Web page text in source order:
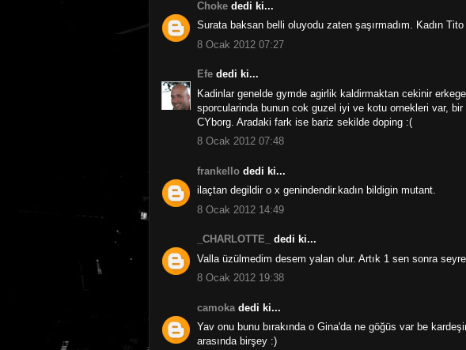
Choke dedi ki...
Surata baksan belli oluyodu zaten şaşırmadım. Kadın
8 Ocak 2012 07:27
Efe dedi ki...
Kadinlar genelde gymde agirlik kaldirmaktan cekinir
sporcularinda bunun cok guzel iyi ve kotu ornekleri var,
CYborg. Aradaki fark ise bariz sekilde doping :(
8 Ocak 2012 07:48
frankello dedi ki...
ilaçtan degildir o x genindendir.kadın bildigin mutant.
8 Ocak 2012 14:49
_CHARLOTTE_
dedi ki...
Valla üzülmedim desem yalan olur. Artık 1 sen sonra
8 Ocak 2012 19:38
camoka dedi ki...
Yav onu bunu bırakında o Gina'da ne göğüs var be
arasında birşey :)